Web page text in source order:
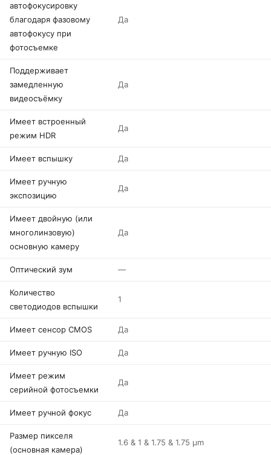
автофокусировку
благодаря фазовому
автофокусу при
фотосъемке
Да
Поддерживает
замедленную
видеосъёмку
Да
Имеет встроенный
режим HDR
Да
Имеет вспышку Да
Имеет ручную
экспозицию
Да
Имеет двойную (или
многолинзовую)
основную камеру
Да
Оптический зум —
Количество
светодиодов вспышки
1
Имеет сенсор CMOS Да
Имеет ручную ISO Да
Имеет режим
серийной фотосъемки
Да
Имеет ручной фокус Да
Размер пикселя
(основная камера)
1.6 & 1 & 1.75 & 1.75 µm